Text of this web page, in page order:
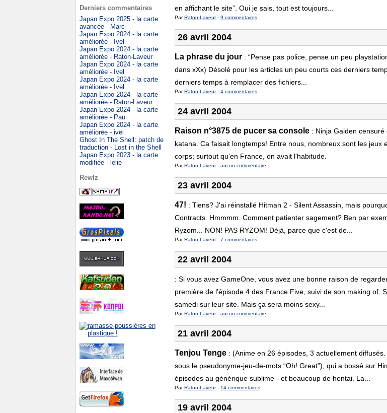
en affichant le site”. Oui je sais, tout est toujours...
ParRaton-Laveur- 9 commentaires
26 avril 2004
La phrase du jour: “Pense pas police, pense un peu
dans xXx) Désolé pour les articles un peu courts ces derniers
derniers temps à remplacer des fichiers...
ParRaton-Laveur- 4 commentaires
24 avril 2004
Raison n°3875 de pucer sa console: Ninja Gaiden
katana. Ca faisait longtemps! Entre nous, nombreux sont les
corps; surtout qu'en France, on avait l'habitude.
ParRaton-Laveur- aucun commentaire
23 avril 2004
47! : Tiens? J'ai réinstallé Hitman 2 - Silent Assassin, mais
Contracts. Hmmmm. Comment patienter sagement? Ben par
Ryzom... NON! PAS RYZOM! Déjà, parce que c'est de...
ParRaton-Laveur- 7 commentaires
22 avril 2004
: Si vous avez GameOne, vous avez une bonne raison de
première de l'épisode 4 des France Five, suivi de son making of.
samedi sur leur site. Mais ça sera moins sexy...
ParRaton-Laveur- aucun commentaire
21 avril 2004
Tenjou Tenge: (Anime en 26 épisodes, 3 actuellement
sous le pseudonyme-jeu-de-mots “Oh! Great”), qui a bossé sur
épisodes au générique sublime - et beaucoup de hentai. La...
ParRaton-Laveur- 14 commentaires
19 avril 2004
Derniers commentaires
Japan Expo 2025 - la carte
avancée - Marc
Japan Expo 2024 - la carte
améliorée - Ivel
Japan Expo 2024 - la carte
améliorée - Raton-Laveur
Japan Expo 2024 - la carte
améliorée - Ivel
Japan Expo 2024 - la carte
améliorée - Ivel
Japan Expo 2024 - la carte
améliorée - Raton-Laveur
Japan Expo 2024 - la carte
améliorée - Pau
Japan Expo 2024 - la carte
améliorée - ivel
Ghost In The Shell: patch de
traduction - Lost in the Shell
Japan Expo 2023 - la carte
modifiée - lelie
Rewlz